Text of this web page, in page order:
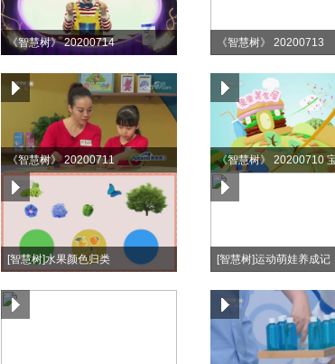
《智慧树》 20200714 《智慧树》 20200713
《智慧树》 20200711 《智慧树》 20200710
[智慧树]水果颜色归类 [智慧树]运动萌娃养成记